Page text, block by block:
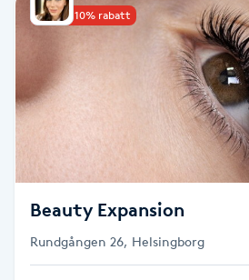
Koppningsmassage
Kosmetisk tatuering
Kroppsinpackning
Upp till 10% rabatt
Beauty Expansion
Rundgången 26, Helsingborg